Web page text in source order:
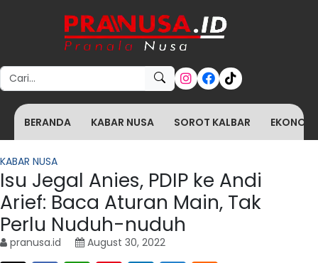
Search for:
BERANDA KABAR NUSA SOROT KALBAR
KABAR NUSA
Isu Jegal Anies, PDIP ke Andi
Arief: Baca Aturan Main, Tak
Perlu Nuduh-nuduh
pranusa.id August 30, 2022